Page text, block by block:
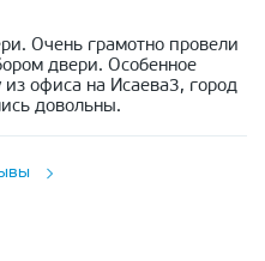
Очень грамотно провели
двери. Особенное
офиса на Исаева3, город
довольны.